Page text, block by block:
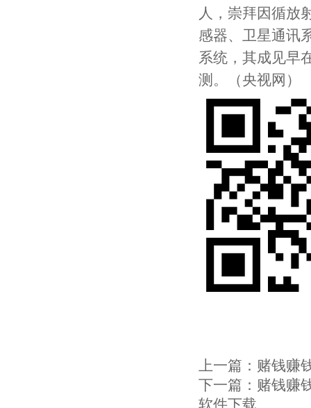
人，崇拜因循放
感器、卫星通讯
系统，其成见早
测。（央视网）
上一篇： 赌钱赚
下一篇： 赌钱赚
软件下载